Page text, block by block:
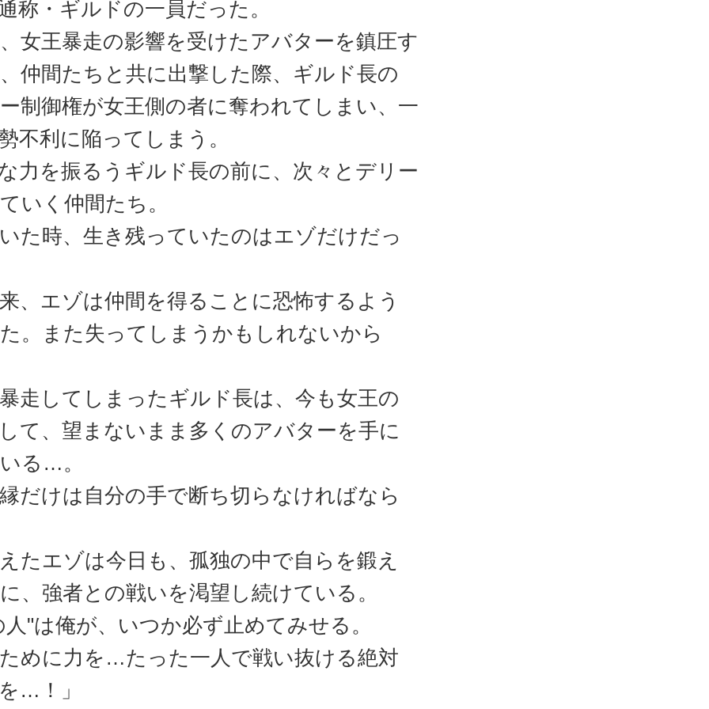
称・ギルドの一員だった。
女王暴走の影響を受けたアバターを鎮圧す
仲間たちと共に出撃した際、ギルド長の
制御権が女王側の者に奪われてしまい、一
不利に陥ってしまう。
力を振るうギルド長の前に、次々とデリー
いく仲間たち。
た時、生き残っていたのはエゾだけだっ
、エゾは仲間を得ることに恐怖するよう
。また失ってしまうかもしれないから
走してしまったギルド長は、今も女王の
て、望まないまま多くのアバターを手に
る…。
だけは自分の手で断ち切らなければなら
たエゾは今日も、孤独の中で自らを鍛え
、強者との戦いを渇望し続けている。
"は俺が、いつか必ず止めてみせる。
に力を…たった一人で戦い抜ける絶対
…！」